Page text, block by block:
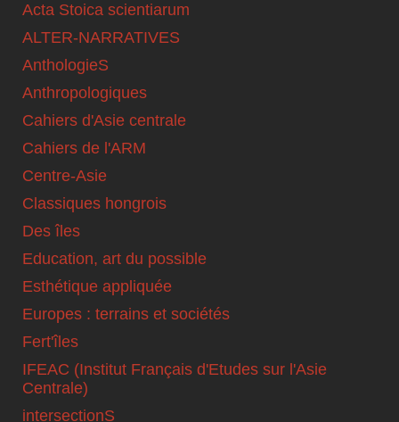
Acta Stoica scientiarum
ALTER-NARRATIVES
AnthologieS
Anthropologiques
Cahiers d'Asie centrale
Cahiers de l'ARM
Centre-Asie
Classiques hongrois
Des îles
Education, art du possible
Esthétique appliquée
Europes : terrains et sociétés
Fert'îles
IFEAC (Institut Français d'Etudes sur l'Asie
Centrale)
intersectionS